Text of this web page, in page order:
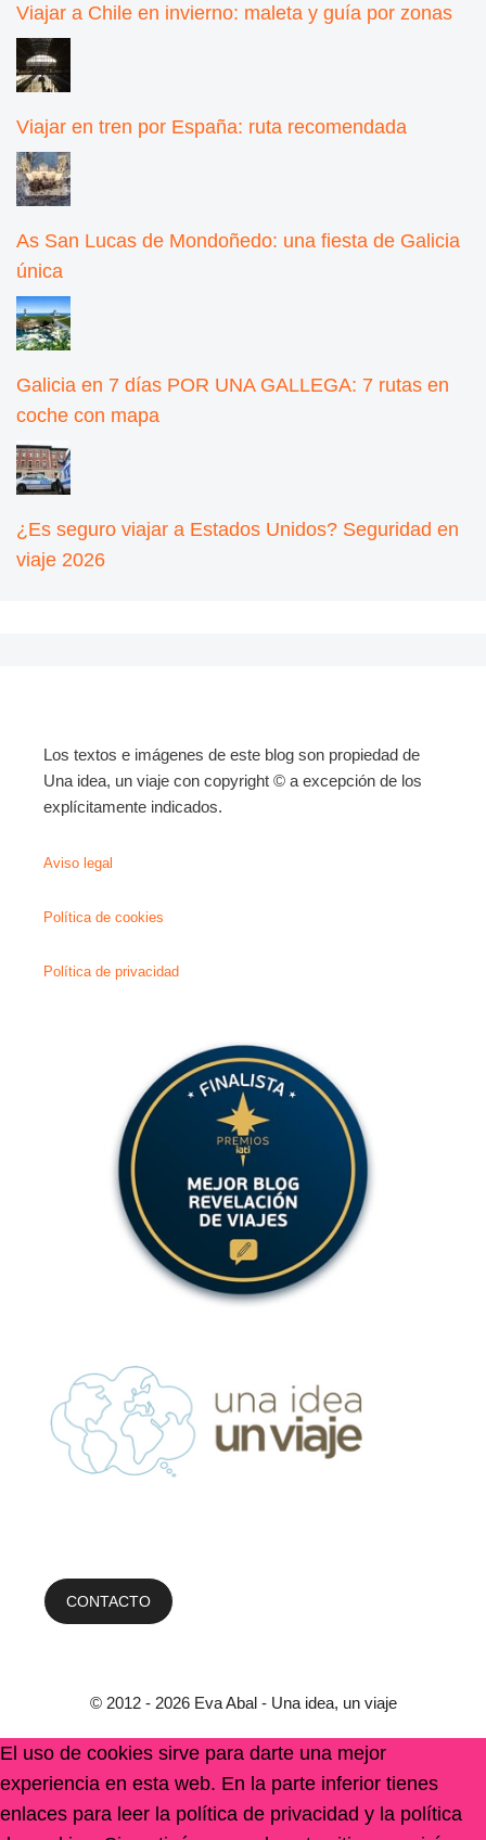
Viajar a Chile en invierno: maleta y guía por zonas
Viajar en tren por España: ruta recomendada
As San Lucas de Mondoñedo: una fiesta de Galicia
única
Galicia en 7 días POR UNA GALLEGA: 7 rutas en
coche con mapa
¿Es seguro viajar a Estados Unidos? Seguridad en
viaje 2026
Los textos e imágenes de este blog son propiedad de
Una idea, un viaje con copyright © a excepción de los
explícitamente indicados.
Aviso legal
Política de cookies
Política de privacidad
CONTACTO
© 2012 - 2026 Eva Abal - Una idea, un viaje
El uso de cookies sirve para darte una mejor
experiencia en esta web. En la parte inferior tienes
enlaces para leer la política de privacidad y la política